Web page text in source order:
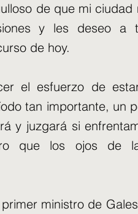
de que mi
y les deseo
de hoy.
el esfuerzo de
tan importante, un
y juzgará si
que los ojos de
ministro de